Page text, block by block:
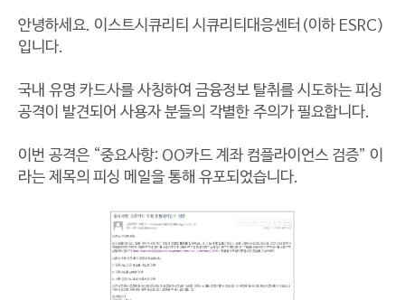
안녕하세요. 이스트시큐리티 시큐리티대응센터(이하 ESRC)
입니다.
국내 유명 카드사를 사칭하여 금융정보 탈취를 시도하는 피싱
공격이 발견되어 사용자 분들의 각별한 주의가 필요합니다.
이번 공격은 “중요사항: OO카드 계좌 컴플라이언스 검증” 이
라는 제목의 피싱 메일을 통해 유포되었습니다.